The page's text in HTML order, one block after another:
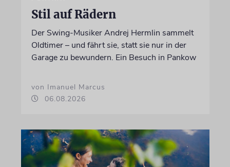
Stil auf Rädern
Der Swing-Musiker Andrej Hermlin sammelt
Oldtimer – und fährt sie, statt sie nur in der
Garage zu bewundern. Ein Besuch in Pankow
von Imanuel Marcus
06.08.2026